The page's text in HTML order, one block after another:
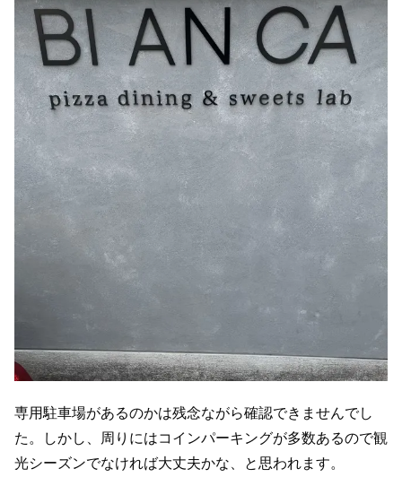
専用駐車場があるのかは残念ながら確認できませんでし
た。しかし、周りにはコインパーキングが多数あるので観
光シーズンでなければ大丈夫かな、と思われます。